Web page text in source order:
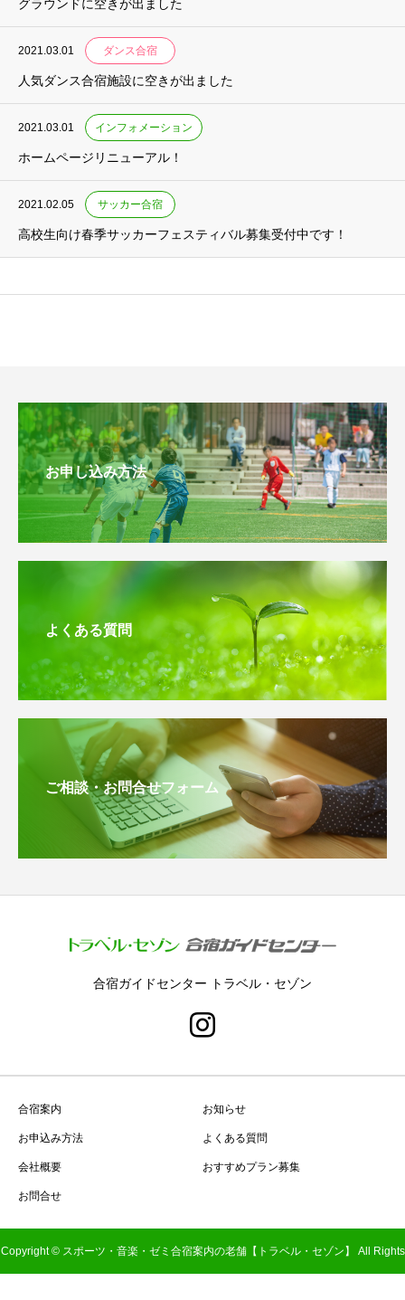
グラウンドに空きが出ました
2021.03.01 ダンス合宿
人気ダンス合宿施設に空きが出ました
2021.03.01 インフォメーション
ホームページリニューアル！
2021.02.05 サッカー合宿
高校生向け春季サッカーフェスティバル募集受付中です！
お申し込み方法
よくある質問
ご相談・お問合せフォーム
合宿ガイドセンター トラベル・セゾン
合宿案内 お知らせ
お申込み方法 よくある質問
会社概要 おすすめプラン募集
お問合せ
Copyright © スポーツ・音楽・ゼミ合宿案内の老舗【トラベル・セゾン】 All Rights